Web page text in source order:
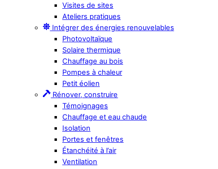
Visites de sites
Ateliers pratiques
Intégrer des énergies renouvelables
Photovoltaïque
Solaire thermique
Chauffage au bois
Pompes à chaleur
Petit éolien
Rénover, construire
Témoignages
Chauffage et eau chaude
Isolation
Portes et fenêtres
Étanchéité à l’air
Ventilation